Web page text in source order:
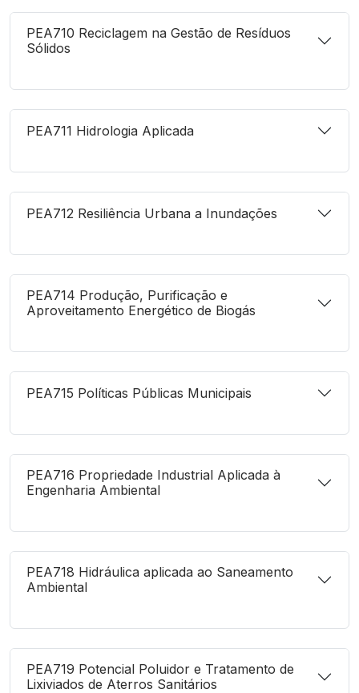
PEA710 Reciclagem na Gestão de Resíduos
Sólidos
PEA711 Hidrologia Aplicada
PEA712 Resiliência Urbana a Inundações
PEA714 Produção, Purificação e
Aproveitamento Energético de Biogás
PEA715 Políticas Públicas Municipais
PEA716 Propriedade Industrial Aplicada à
Engenharia Ambiental
PEA718 Hidráulica aplicada ao Saneamento
Ambiental
PEA719 Potencial Poluidor e Tratamento de
Lixiviados de Aterros Sanitários